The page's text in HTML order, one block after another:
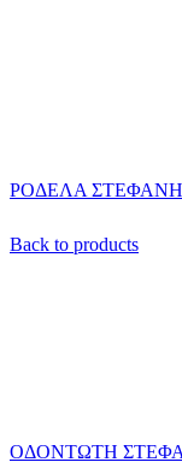
ΡΟΔΕΛΑ ΣΤΕΦΑΝΗ
Back to products
ΟΔΟΝΤΩΤΗ